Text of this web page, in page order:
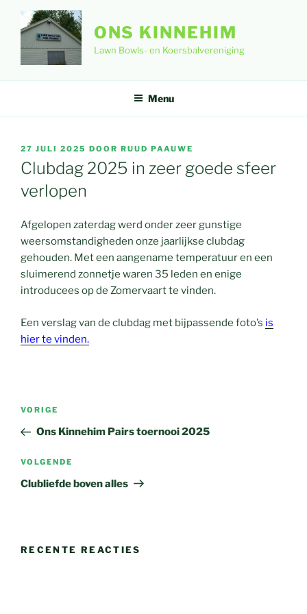
inhoud
ONS KINNEHIM
Lawn Bowls- en Koersbalvereniging
Menu
GEPLAATST
OP
27 JULI 2025 DOOR RUUD PAAUWE
Clubdag 2025 in zeer goede sfeer
verlopen
Afgelopen zaterdag werd onder zeer gunstige
weersomstandigheden onze jaarlijkse clubdag
gehouden. Met een aangename temperatuur en een
sluimerend zonnetje waren 35 leden en enige
introducees op de Zomervaart te vinden.
Een verslag van de clubdag met bijpassende foto’s is
hier te vinden.
Bericht
Vorig
bericht
VORIGE
Ons Kinnehim Pairs toernooi 2025
Volgend
bericht
VOLGENDE
Clubliefde boven alles
RECENTE REACTIES